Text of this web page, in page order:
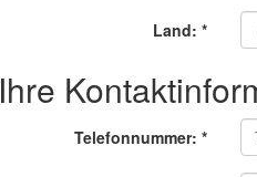
Land: *
Ihre
Telefonnummer: *